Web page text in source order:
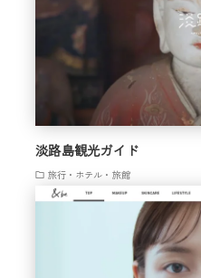
淡路島観光ガイド
旅行・ホテル・旅館